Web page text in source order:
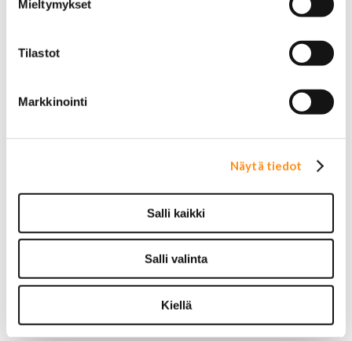
Mieltymykset
Tilastot
Markkinointi
Näytä tiedot
Salli kaikki
Salli valinta
Kiellä
Puskurit
Dodge
Ford